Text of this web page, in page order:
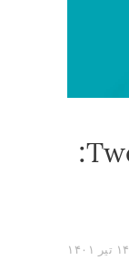
داستان Twelve Work:
۱۴ تیر ۱۴۰۱